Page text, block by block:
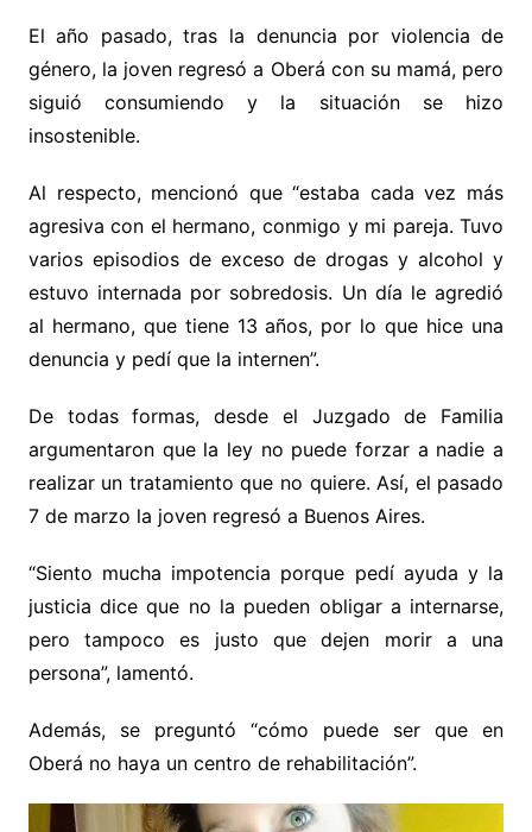
El año pasado, tras la denuncia por violencia de
género, la joven regresó a Oberá con su mamá, pero
siguió consumiendo y la situación se hizo
insostenible.
Al respecto, mencionó que “estaba cada vez más
agresiva con el hermano, conmigo y mi pareja. Tuvo
varios episodios de exceso de drogas y alcohol y
estuvo internada por sobredosis. Un día le agredió
al hermano, que tiene 13 años, por lo que hice una
denuncia y pedí que la internen”.
De todas formas, desde el Juzgado de Familia
argumentaron que la ley no puede forzar a nadie a
realizar un tratamiento que no quiere. Así, el pasado
7 de marzo la joven regresó a Buenos Aires.
“Siento mucha impotencia porque pedí ayuda y la
justicia dice que no la pueden obligar a internarse,
pero tampoco es justo que dejen morir a una
persona”, lamentó.
Además, se preguntó “cómo puede ser que en
Oberá no haya un centro de rehabilitación”.